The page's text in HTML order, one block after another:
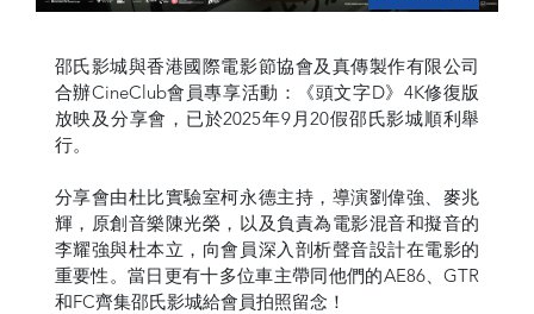
邵氏影城與香港國際電影節協會及真傳製作有限公司
合辦CineClub會員專享活動：《頭文字D》4K修復版
放映及分享會，已於2025年9月20假邵氏影城順利舉
行。
分享會由杜比實驗室柯永德主持，導演劉偉強、麥兆
輝，原創音樂陳光榮，以及負責為電影混音和擬音的
李耀強與杜本立，向會員深入剖析聲音設計在電影的
重要性。當日更有十多位車主帶同他們的AE86、GTR
和FC齊集邵氏影城給會員拍照留念！